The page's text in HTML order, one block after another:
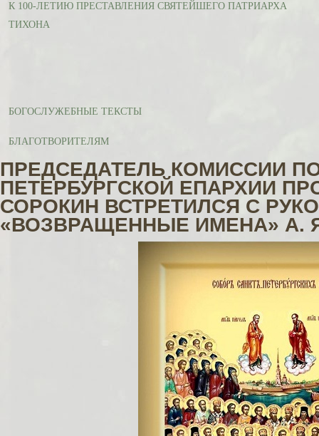
К 100-ЛЕТИЮ ПРЕСТАВЛЕНИЯ СВЯТЕЙШЕГО ПАТРИАРХА
ТИХОНА
БОГОСЛУЖЕБНЫЕ ТЕКСТЫ
БЛАГОТВОРИТЕЛЯМ
ПРЕДСЕДАТЕЛЬ КОМИССИИ
ПЕТЕРБУРГСКОЙ ЕПАРХИИ
СОРОКИН ВСТРЕТИЛСЯ С
«ВОЗВРАЩЕННЫЕ ИМЕНА» А.